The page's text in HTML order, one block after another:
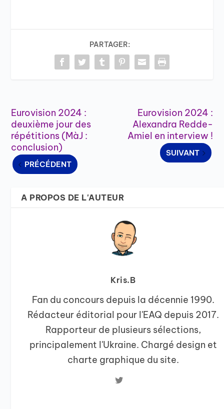
PARTAGER:
Eurovision 2024 :
deuxième jour des
répétitions (MàJ :
conclusion)
PRÉCÉDENT
Eurovision 2024 :
Alexandra Redde-
Amiel en interview !
SUIVANT
A PROPOS DE L'AUTEUR
Kris.B
Fan du concours depuis la décennie 1990.
Rédacteur éditorial pour l'EAQ depuis 2017.
Rapporteur de plusieurs sélections,
principalement l'Ukraine. Chargé design et
charte graphique du site.